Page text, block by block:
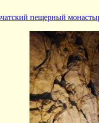
пещерный